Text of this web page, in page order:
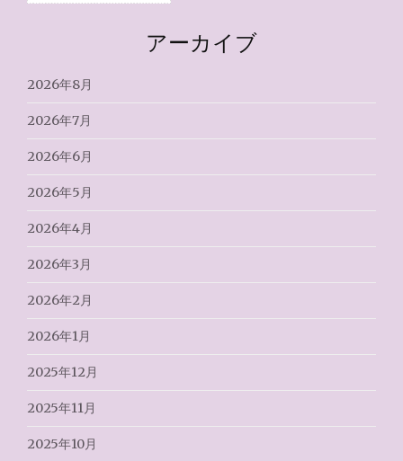
アーカイブ
2026年8月
2026年7月
2026年6月
2026年5月
2026年4月
2026年3月
2026年2月
2026年1月
2025年12月
2025年11月
2025年10月